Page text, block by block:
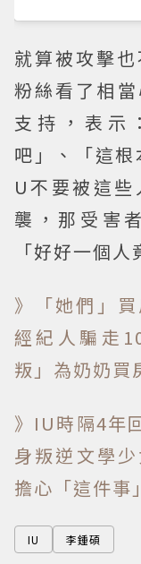
就算被攻擊
粉絲看了相
支持，表示
吧」、「這
U不要被這
襲，那受害
「好好一個
》「她們」
經紀人騙走
叛」為奶奶買
》IU時隔4年
身叛逆文學
擔心「這件事」
IU 李鍾碩